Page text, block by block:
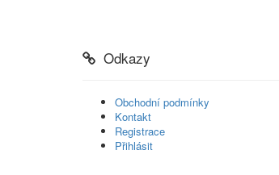
Odkazy
Obchodní podmínky
Kontakt
Registrace
Přihlásit